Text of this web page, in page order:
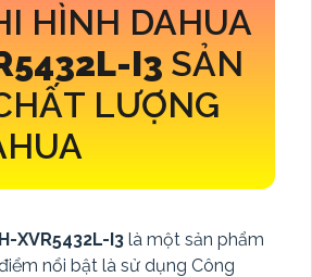
HÌNH DAHUA
I3 SẢN
LƯỢNG
XVR5432L-I3 là một sản phẩm
nổi bật là sử dụng Công